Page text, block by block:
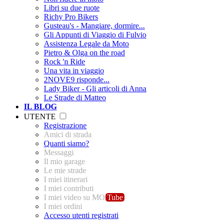
Libri su due ruote
Richy Pro Bikers
Gusteau's - Mangiare, dormire...
Gli Appunti di Viaggio di Fulvio
Assistenza Legale da Moto
Pietro & Olga on the road
Rock 'n Ride
Una vita in viaggio
2NOVE9 risponde...
Lady Biker - Gli articoli di Anna
Le Strade di Matteo
IL BLOG
UTENTE
Registrazione
Amici di strada
Quanti siamo?
Messaggi
Il mio garage
Le mie strade
I miei itinerari
I miei contributi
I miei video su MO Tube
I miei ordini
Accesso utenti registrati